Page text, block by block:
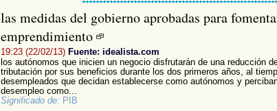
las medidas del gobierno aprobadas para
emprendimiento
19:23 (22/02/13) Fuente: idealista.com
los autónomos que inicien un negocio disfrutarán de una reducción
tributación por sus beneficios durante los dos primeros años, al
desempleados que decidan establecerse como autónomos y
desempleo como...
Significado de: PIB